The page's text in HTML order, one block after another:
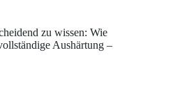
zu wissen: Wie
Aushärtung –